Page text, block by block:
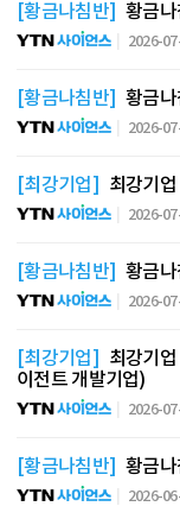
[황금나침반] 황금
2026-
[황금나침반] 황금
2026-
[최강기업] 최강기
2026-
[황금나침반] 황금
2026-
[최강기업] 최강기
이전트 개발기업)
2026-
[황금나침반] 황금
2026-